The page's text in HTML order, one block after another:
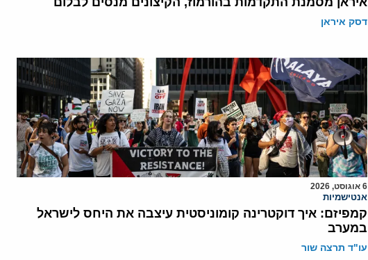
דסק איראן
6 אוגוסט, 2026
אנטישמיות
קמפיזם: איך דוקטרינה קומוניסטית עיצבה את היחס לישראל
במערב
עו"ד תרצה שור